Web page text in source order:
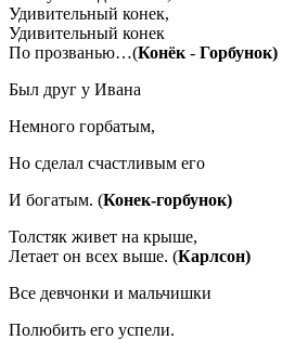
Удивительный конек,
Удивительный конек
По прозванью…(Конёк - Горбунок)
Был друг у Ивана
Немного горбатым,
Но сделал счастливым его
И богатым. (Конек-горбунок)
Толстяк живет на крыше,
Летает он всех выше. (Карлсон)
Все девчонки и мальчишки
Полюбить его успели.